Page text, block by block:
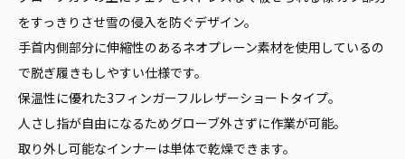
をすっきりさせ雪の侵入を防ぐデザイン。
手首内側部分に伸縮性のあるネオプレーン素材を使用しているの
で脱ぎ履きもしやすい仕様です。
保温性に優れた3フィンガーフルレザーショートタイプ。
人さし指が自由になるためグローブ外さずに作業が可能。
取り外し可能なインナーは単体で乾燥できます。